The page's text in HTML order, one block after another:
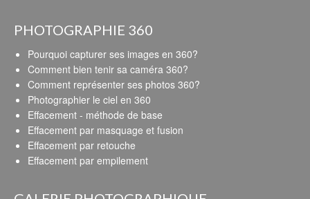
PHOTOGRAPHIE 360
Pourquoi capturer ses images en 360?
Comment bien tenir sa caméra 360?
Comment représenter ses photos 360?
Photographier le ciel en 360
Effacement - méthode de base
Effacement par masquage et fusion
Effacement par retouche
Effacement par empilement